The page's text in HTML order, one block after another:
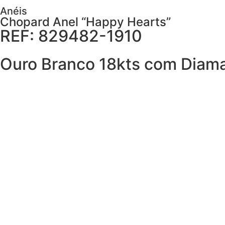
Anéis
Chopard Anel “Happy Hearts”
REF: 829482-1910
Ouro Branco 18kts com